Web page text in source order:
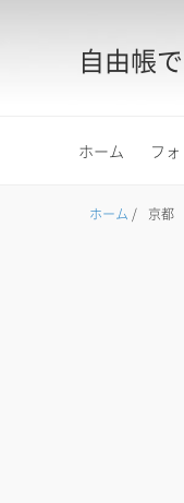
自由帳
ホーム フ
ホーム / 京都